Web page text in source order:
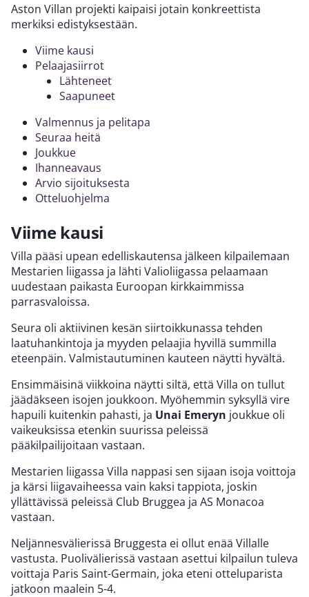
Aston Villan projekti kaipaisi jotain konkreettista
merkiksi edistyksestään.
Viime kausi
Pelaajasiirrot
Lähteneet
Saapuneet
Valmennus ja pelitapa
Seuraa heitä
Joukkue
Ihanneavaus
Arvio sijoituksesta
Otteluohjelma
Viime kausi
Villa pääsi upean edelliskautensa jälkeen kilpailemaan
Mestarien liigassa ja lähti Valioliigassa pelaamaan
uudestaan paikasta Euroopan kirkkaimmissa
parrasvaloissa.
Seura oli aktiivinen kesän siirtoikkunassa tehden
laatuhankintoja ja myyden pelaajia hyvillä summilla
eteenpäin. Valmistautuminen kauteen näytti hyvältä.
Ensimmäisinä viikkoina näytti siltä, että Villa on tullut
jäädäkseen isojen joukkoon. Myöhemmin syksyllä vire
hapuili kuitenkin pahasti, ja Unai Emeryn joukkue oli
vaikeuksissa etenkin suurissa peleissä
pääkilpailijoitaan vastaan.
Mestarien liigassa Villa nappasi sen sijaan isoja voittoja
ja kärsi liigavaiheessa vain kaksi tappiota, joskin
yllättävissä peleissä Club Bruggea ja AS Monacoa
vastaan.
Neljännesvälierissä Bruggesta ei ollut enää Villalle
vastusta. Puolivälierissä vastaan asettui kilpailun tuleva
voittaja Paris Saint-Germain, joka eteni otteluparista
jatkoon maalein 5-4.